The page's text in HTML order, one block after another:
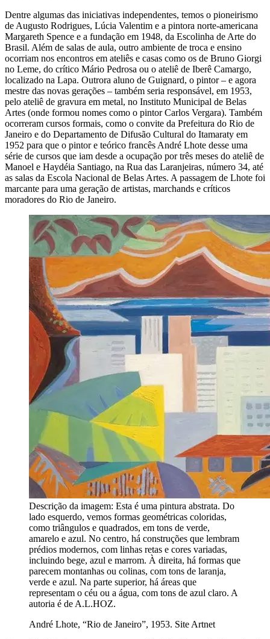
Dentre algumas das iniciativas independentes, temos o pioneirismo
de Augusto Rodrigues, Lúcia Valentim e a pintora norte-americana
Margareth Spence e a fundação em 1948, da Escolinha de Arte do
Brasil. Além de salas de aula, outro ambiente de troca e ensino
ocorriam nos encontros em ateliês e casas como os de Bruno Giorgi
no Leme, do crítico Mário Pedrosa ou o ateliê de Iberê Camargo,
localizado na Lapa. Outrora aluno de Guignard, o pintor – e agora
mestre das novas gerações – também seria responsável, em 1953,
pelo ateliê de gravura em metal, no Instituto Municipal de Belas
Artes (onde formou nomes como o pintor Carlos Vergara). Também
ocorreram cursos formais, como o convite da Prefeitura do Rio de
Janeiro e do Departamento de Difusão Cultural do Itamaraty em
1952 para que o pintor e teórico francês André Lhote desse uma
série de cursos que iam desde a ocupação por três meses do ateliê de
Manoel e Haydéia Santiago, na Rua das Laranjeiras, número 34, até
as salas da Escola Nacional de Belas Artes. A passagem de Lhote foi
marcante para uma geração de artistas, marchands e críticos
moradores do Rio de Janeiro.
Descrição da imagem: Esta é uma pintura abstrata. Do
lado esquerdo, vemos formas geométricas coloridas,
como triângulos e quadrados, em tons de verde,
amarelo e azul. No centro, há construções que lembram
prédios modernos, com linhas retas e cores variadas,
incluindo bege, azul e marrom. À direita, há formas que
parecem montanhas ou colinas, com tons de laranja,
verde e azul. Na parte superior, há áreas que
representam o céu ou a água, com tons de azul claro. A
autoria é de A.L.HOZ.
André Lhote, “Rio de Janeiro”, 1953. Site Artnet